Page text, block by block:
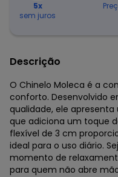
5x
sem juros
Descrição
O Chinelo Moleca é a
conforto. Desenvolvido
qualidade, ele
que adiciona um toque
flexível de 3 cm
ideal para o uso diário.
momento de
para quem não abre